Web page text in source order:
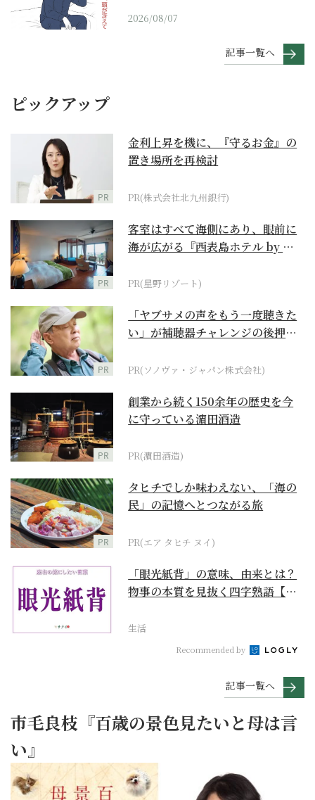
2026/08/07
記事一覧へ
ピックアップ
PR
金利上昇を機に、『守るお金』の
置き場所を再検討
PR(株式会社北九州銀行)
PR
客室はすべて海側にあり、眼前に
海が広がる『西表島ホテル by 星
PR(星野リゾート)
PR
「ヤブサメの声をもう一度聴きた
い」が補聴器チャレンジの後押し
PR(ソノヴァ・ジャパン株式会社)
PR
創業から続く150余年の歴史を今
に守っている濵田酒造
PR(濵田酒造)
PR
タヒチでしか味わえない、「海の
民」の記憶へとつながる旅
PR(エア タヒチ ヌイ)
「眼光紙背」の意味、由来とは？
物事の本質を見抜く四字熟語【座
生活
Recommended by
記事一覧へ
市毛良枝『百歳の景色見たいと母は言
い』